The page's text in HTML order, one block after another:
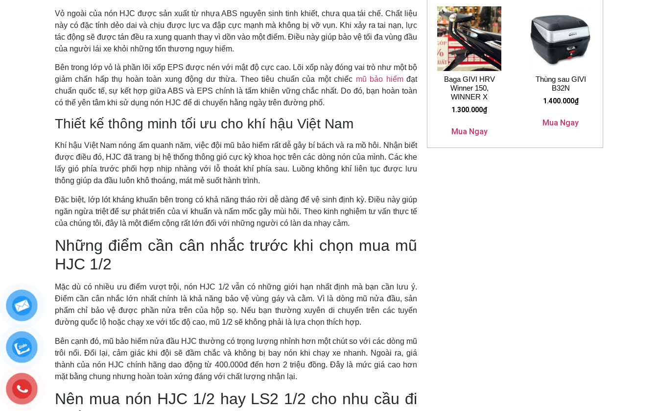
Vỏ ngoài của nón HJC được sản xuất từ nhựa ABS nguyên sinh tinh khiết, chưa qua tái chế. Chất liệu
này có đặc tính dẻo dai và chịu được lực va đập cực mạnh mà không bị vỡ vụn. Khi xảy ra tai nạn, lực
tác động sẽ được tán đều ra xung quanh thay vì dồn vào một điểm. Điều này giúp bảo vệ tối đa vùng đầu
của người lái xe khỏi những tổn thương nguy hiểm.
Bên trong lớp vỏ là phần lõi xốp EPS được nén với mật độ cực cao. Lõi xốp này đóng vai trò như một bộ
giảm chấn hấp thụ hoàn toàn xung động dư thừa. Theo tiêu chuẩn của một chiếc mũ bảo hiểmđạt
chuẩn quốc tế, sự kết hợp giữa ABS và EPS chính là tấm khiên vững chắc nhất. Do đó, bạn hoàn toàn
có thể yên tâm khi sử dụng nón HJC để di chuyển hằng ngày trên đường phố.
Thiết kế thông minh tối ưu cho khí hậu Việt Nam
Khí hậu Việt Nam nóng ẩm quanh năm, việc đội mũ bảo hiểm rất dễ gây bí bách và ra mồ hôi. Nhận biết
được điều đó, HJC đã trang bị hệ thống thông gió cực kỳ khoa học trên các dòng nón của mình. Các khe
lấy gió phía trước phối hợp nhịp nhàng với lỗ thoát khí phía sau. Luồng không khí liên tục được lưu
thông giúp da đầu luôn khô thoáng, mát mẻ suốt hành trình.
Đặc biệt, lớp lót kháng khuẩn bên trong có khả năng tháo rời dễ dàng để vệ sinh định kỳ. Điều này giúp
ngăn ngừa triệt để sự phát triển của vi khuẩn và nấm mốc gây mùi hôi. Theo kinh nghiệm tư vấn thực tế
của chúng tôi, đây là một điểm cộng rất lớn đối với những người có làn da nhạy cảm.
Những điểm cần cân nhắc trước khi chọn mua mũ
HJC 1/2
Mặc dù có nhiều ưu điểm vượt trội, nón HJC 1/2 vẫn có những giới hạn nhất định mà bạn cần lưu ý.
Điểm cần cân nhắc lớn nhất chính là khả năng bảo vệ vùng gáy và cằm. Vì là dòng mũ nửa đầu, sản
phẩm chỉ bảo vệ được phần nửa trên của hộp sọ. Nếu bạn thường xuyên di chuyển trên các tuyến
đường quốc lộ hoặc chạy xe với tốc độ cao, mũ 1/2 sẽ không phải là lựa chọn thích hợp.
Bên cạnh đó, mũ bảo hiểm nửa đầu HJC thường có trọng lượng nhỉnh hơn một chút so với các dòng mũ
trôi nổi. Đổi lại, cảm giác khi đội sẽ đầm chắc và không bị bay nón khi chạy xe nhanh. Ngoài ra, giá
thành của nón HJC chính hãng dao động từ 400.000đ đến hơn 2 triệu đồng. Đây là mức giá cao hơn
mặt bằng chung nhưng hoàn toàn xứng đáng với chất lượng nhận lại.
Nên mua nón HJC 1/2 hay LS2 1/2 cho nhu cầu đi
Baga GIVI HRV
Winner 150,
WINNER X
1.300.000₫
Mua Ngay
Thùng sau GIVI
B32N
1.400.000₫
Mua Ngay